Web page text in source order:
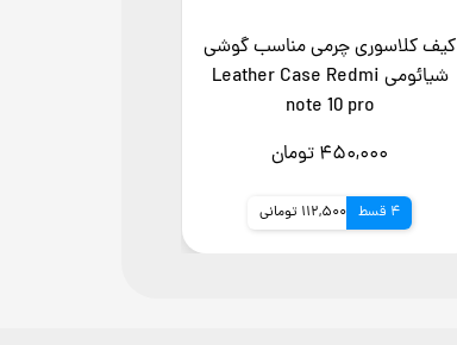
کیف کلاسوری چرمی مناسب گوشی
شیائومی Leather Case Redmi
note 10 pro
۴۵۰,۰۰۰ تومان
4 قسط 112,500 تومانی